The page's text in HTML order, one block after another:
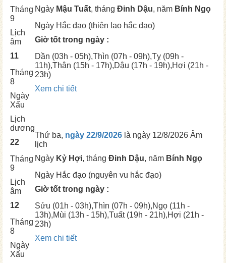
Tháng
9
Lịch
âm
11
Tháng
8
Ngày
Xấu
Ngày Mậu Tuất, tháng Đinh Dậu, năm Bính Ngọ
Ngày Hắc đạo (thiên lao hắc đạo)
Giờ tốt trong ngày :
Dần (03h - 05h),Thìn (07h - 09h),Tỵ (09h -
11h),Thân (15h - 17h),Dậu (17h - 19h),Hợi (21h -
23h)
Xem chi tiết
Lịch
dương
22
Tháng
9
Lịch
âm
12
Tháng
8
Ngày
Xấu
Thứ ba, ngày 22/9/2026 là ngày 12/8/2026 Âm
lịch
Ngày Kỷ Hợi, tháng Đinh Dậu, năm Bính Ngọ
Ngày Hắc đạo (nguyên vu hắc đạo)
Giờ tốt trong ngày :
Sửu (01h - 03h),Thìn (07h - 09h),Ngọ (11h -
13h),Mùi (13h - 15h),Tuất(19h - 21h),Hợi (21h -
23h)
Xem chi tiết